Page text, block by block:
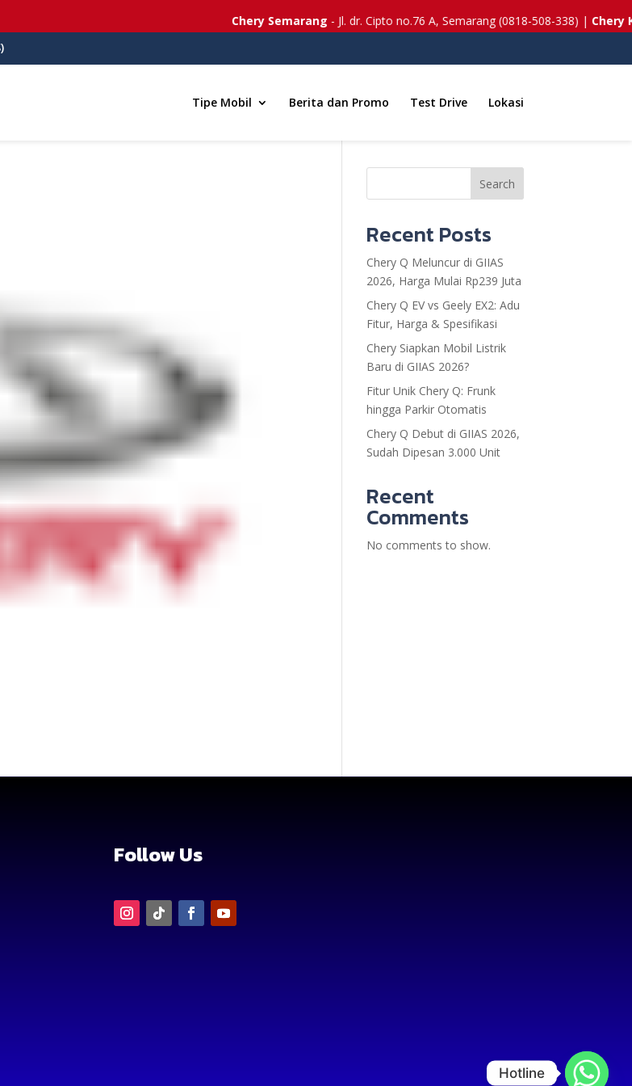
Tipe Mobil Berita dan Promo Test Drive Lokasi
Chery Semarang- Jl. dr. Cipto no.76 A, Semarang (0818-508-338) |Chery
Search
Recent Posts
Chery Q Meluncur di GIIAS
2026, Harga Mulai Rp239 Juta
Chery Q EV vs Geely EX2: Adu
Fitur, Harga & Spesifikasi
Chery Siapkan Mobil Listrik
Baru di GIIAS 2026?
Fitur Unik Chery Q: Frunk
hingga Parkir Otomatis
Chery Q Debut di GIIAS 2026,
Sudah Dipesan 3.000 Unit
Recent
Comments
No comments to show.
Follow Us
Hotline